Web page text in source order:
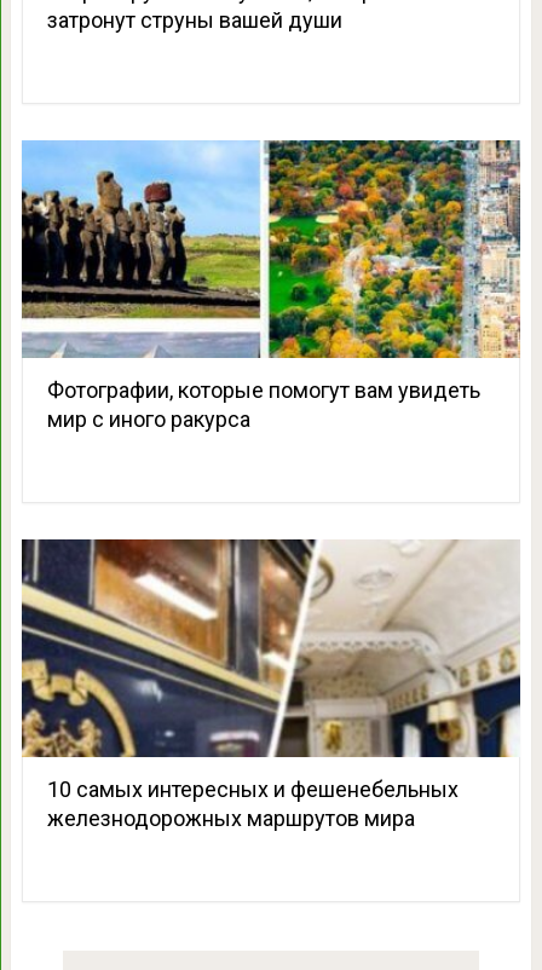
затронут струны вашей души
Фотографии, которые помогут вам увидеть
мир с иного ракурса
10 самых интересных и фешенебельных
железнодорожных маршрутов мира